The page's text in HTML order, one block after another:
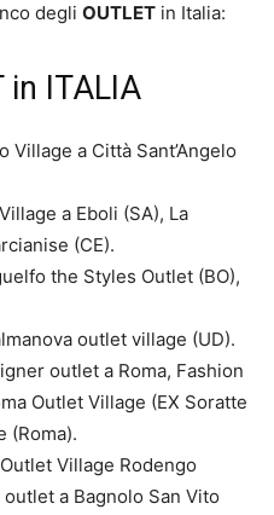
degli OUTLET in Italia:
in ITALIA
Village a Città Sant’Angelo
a Eboli (SA), La
(CE).
the Styles Outlet (BO),
outlet village (UD).
outlet a Roma, Fashion
Outlet Village (EX Soratte
(Roma).
Village Rodengo
a Bagnolo San Vito